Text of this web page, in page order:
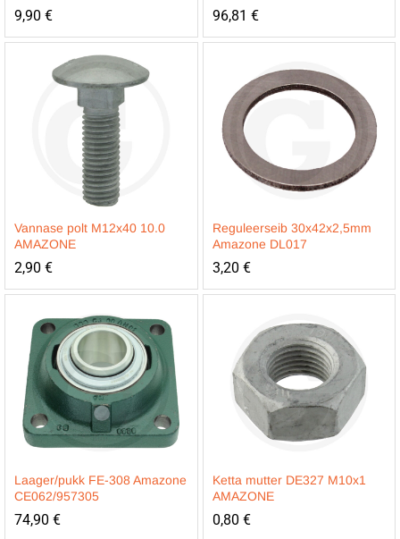
9,90 € 96,81 €
Vannase polt M12x40 10.0
AMAZONE
2,90 €
Reguleerseib 30x42x2,5mm
Amazone DL017
3,20 €
Laager/pukk FE-308 Amazone
CE062/957305
74,90 €
Ketta mutter DE327 M10x1
AMAZONE
0,80 €